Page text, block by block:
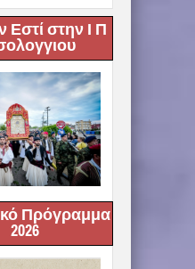
Εστί στην Ι Π
Πρόγραμμα
2026